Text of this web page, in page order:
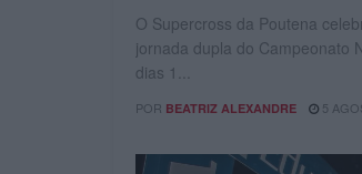
O Supercross da Poutena
jornada dupla do Campeonato
dias 1...
POR BEATRIZ ALEXANDRE 5